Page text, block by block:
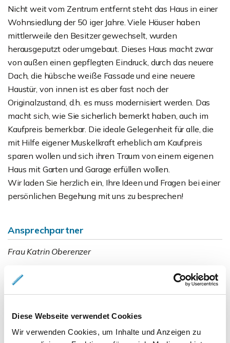
Diese Webseite verwendet Cookies
Wir verwenden Cookies, um Inhalte und Anzeigen zu
Nicht weit vom Zentrum entfernt steht das Haus in einer
Wohnsiedlung der 50 iger Jahre. Viele Häuser haben
mittlerweile den Besitzer gewechselt, wurden
herausgeputzt oder umgebaut. Dieses Haus macht zwar
von außen einen gepflegten Eindruck, durch das neuere
Dach, die hübsche weiße Fassade und eine neuere
Haustür, von innen ist es aber fast noch der
Originalzustand, d.h. es muss modernisiert werden. Das
macht sich, wie Sie sicherlich bemerkt haben, auch im
Kaufpreis bemerkbar. Die ideale Gelegenheit für alle, die
mit Hilfe eigener Muskelkraft erheblich am Kaufpreis
sparen wollen und sich ihren Traum von einem eigenen
Haus mit Garten und Garage erfüllen wollen.
Wir laden Sie herzlich ein, Ihre Ideen und Fragen bei einer
persönlichen Begehung mit uns zu besprechen!
Ansprechpartner
Frau Katrin Oberenzer
Telefax: 00495312615609
info@das-immobilienhaus.de
Downloads